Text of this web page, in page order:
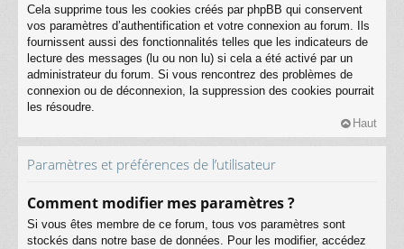
Cela supprime tous les cookies créés par phpBB qui conservent
vos paramètres d’authentification et votre connexion au forum. Ils
fournissent aussi des fonctionnalités telles que les indicateurs de
lecture des messages (lu ou non lu) si cela a été activé par un
administrateur du forum. Si vous rencontrez des problèmes de
connexion ou de déconnexion, la suppression des cookies pourrait
les résoudre.
Haut
Paramètres et préférences de l’utilisateur
Comment modifier mes paramètres ?
Si vous êtes membre de ce forum, tous vos paramètres sont
stockés dans notre base de données. Pour les modifier, accédez